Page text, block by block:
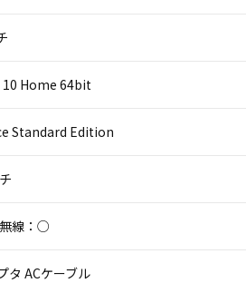
Home 64bit
Standard Edition
線：○
タ ACケーブル